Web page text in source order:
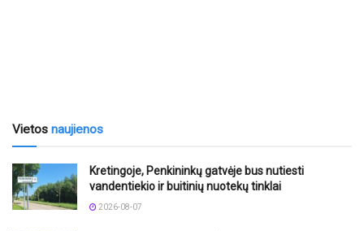
Vietos naujienos
Kretingoje, Penkininkų gatvėje bus nutiesti
vandentiekio ir buitinių nuotekų tinklai
2026-08-07